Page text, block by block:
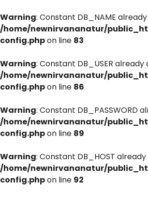
Warning: Constant DB_NAME
/home/newnirvananatur/
config.phpon line 83
Warning: Constant DB_USER already
/home/newnirvananatur/
config.phpon line 86
Warning: Constant DB_PASSWORD
/home/newnirvananatur/
config.phpon line 89
Warning: Constant DB_HOST
/home/newnirvananatur/
config.phpon line 92